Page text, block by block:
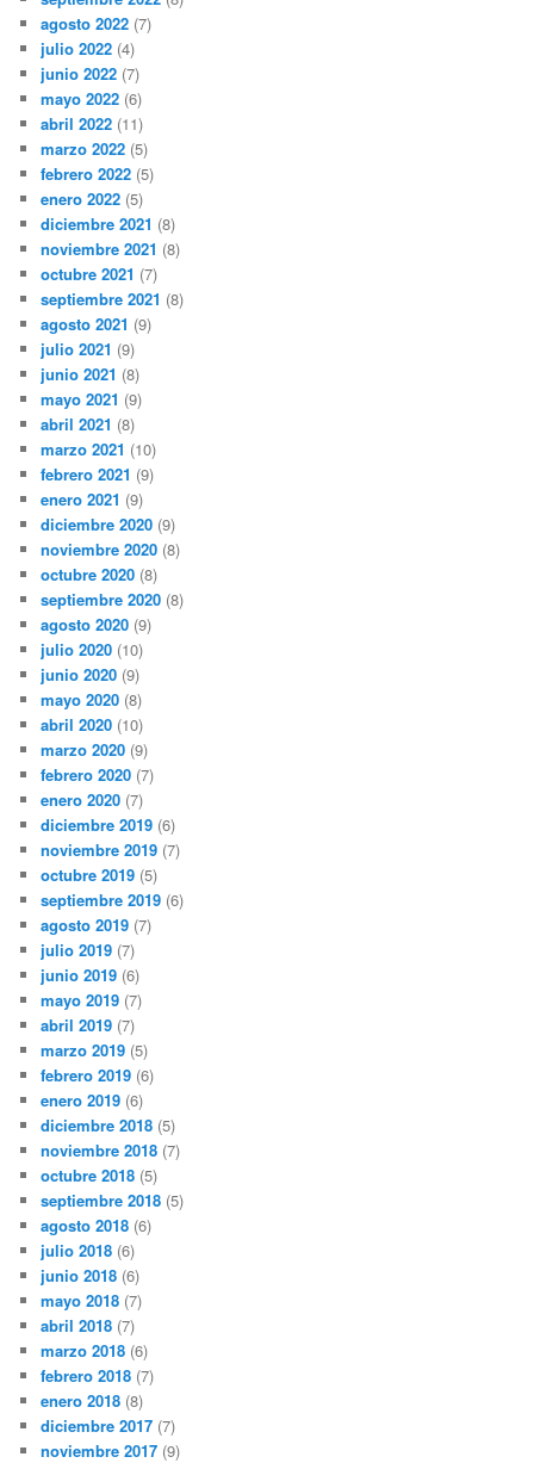
agosto 2022 (7)
julio 2022 (4)
junio 2022 (7)
mayo 2022 (6)
abril 2022 (11)
marzo 2022 (5)
febrero 2022 (5)
enero 2022 (5)
diciembre 2021 (8)
noviembre 2021 (8)
octubre 2021 (7)
septiembre 2021 (8)
agosto 2021 (9)
julio 2021 (9)
junio 2021 (8)
mayo 2021 (9)
abril 2021 (8)
marzo 2021 (10)
febrero 2021 (9)
enero 2021 (9)
diciembre 2020 (9)
noviembre 2020 (8)
octubre 2020 (8)
septiembre 2020 (8)
agosto 2020 (9)
julio 2020 (10)
junio 2020 (9)
mayo 2020 (8)
abril 2020 (10)
marzo 2020 (9)
febrero 2020 (7)
enero 2020 (7)
diciembre 2019 (6)
noviembre 2019 (7)
octubre 2019 (5)
septiembre 2019 (6)
agosto 2019 (7)
julio 2019 (7)
junio 2019 (6)
mayo 2019 (7)
abril 2019 (7)
marzo 2019 (5)
febrero 2019 (6)
enero 2019 (6)
diciembre 2018 (5)
noviembre 2018 (7)
octubre 2018 (5)
septiembre 2018 (5)
agosto 2018 (6)
julio 2018 (6)
junio 2018 (6)
mayo 2018 (7)
abril 2018 (7)
marzo 2018 (6)
febrero 2018 (7)
enero 2018 (8)
diciembre 2017 (7)
noviembre 2017 (9)